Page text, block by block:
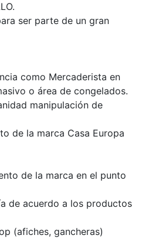
ser parte de un gran
como Mercaderista en
o área de congelados.
manipulación de
de la marca Casa Europa
de la marca en el punto
de acuerdo a los productos
(afiches, gancheras)